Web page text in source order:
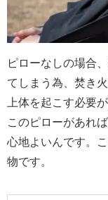
ピローなしの場合
てしまう為、焚き
上体を起こす必要
このピローがあれ
心地よいんです。
物です。